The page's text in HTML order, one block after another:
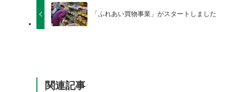
「ふれあい買物事業」がスタートしました
関連記事